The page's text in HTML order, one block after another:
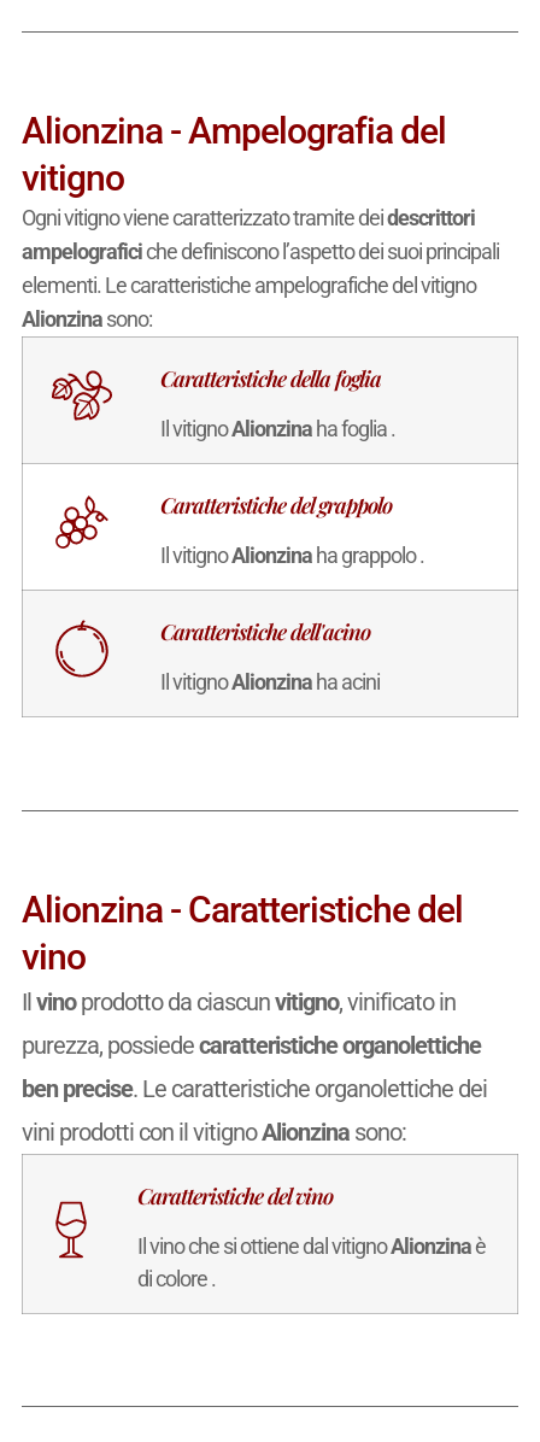
Alionzina - Ampelografia del
vitigno
Ogni vitigno viene caratterizzato tramite deidescrittori
ampelograficiche definiscono l’aspetto dei suoi principali
elementi. Le caratteristiche ampelografiche del vitigno
Alionzinasono:
Caratteristiche della foglia
Il vitignoAlionzinaha foglia .
Caratteristiche del grappolo
Il vitignoAlionzinaha grappolo .
Caratteristiche dell'acino
Il vitignoAlionzinaha acini
Alionzina - Caratteristiche del
vino
Ilvinoprodotto da ciascunvitigno, vinificato in
purezza, possiedecaratteristiche organolettiche
ben precise. Le caratteristiche organolettiche dei
vini prodotti con il vitignoAlionzinasono:
Caratteristiche del vino
Il vino che si ottiene dal vitignoAlionzinaè
di colore .